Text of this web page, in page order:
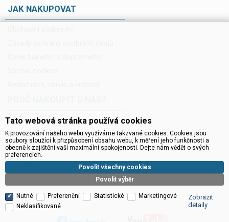
JAK NAKUPOVAT
Technická podpora
Servis a reklamace
Novinky do mailu
Ke stažení
Tato webová stránka používá cookies
K provozování našeho webu využíváme takzvané cookies. Cookies jsou
soubory sloužící k přizpůsobení obsahu webu, k měření jeho funkčnosti a
obecně k zajištění vaší maximální spokojenosti. Dejte nám vědět o svých
preferencích.
Povolit výběr
Povolit všechny cookies
Nutné Preferenční Statistické
Marketingové
Neklasifikované
Zobrazit
detaily